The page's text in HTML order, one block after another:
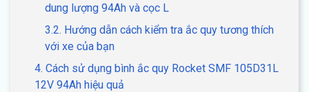
dung lượng 94Ah và cọc L
3.2. Hướng dẫn cách kiểm tra ắc quy tương thích
với xe của bạn
4. Cách sử dụng bình ắc quy Rocket SMF 105D31L
12V 94Ah hiệu quả